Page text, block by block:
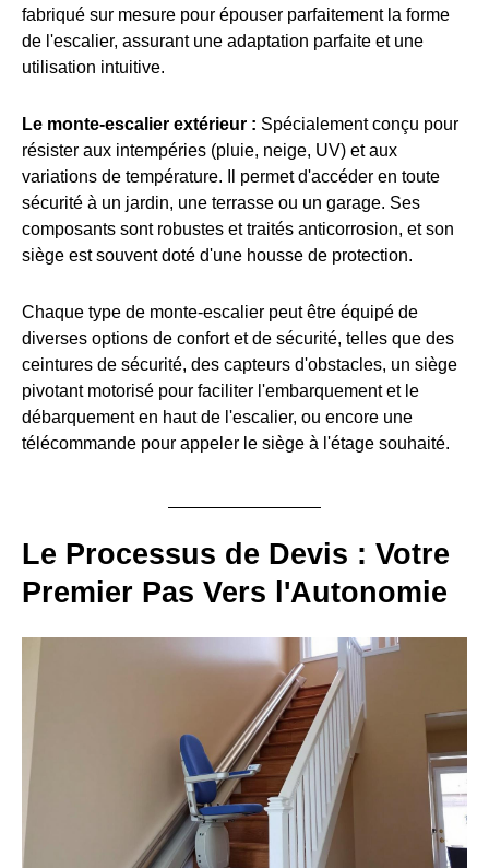
fabriqué sur mesure pour épouser parfaitement la forme
de l'escalier, assurant une adaptation parfaite et une
utilisation intuitive.
Le monte-escalier extérieur : Spécialement conçu pour
résister aux intempéries (pluie, neige, UV) et aux
variations de température. Il permet d'accéder en toute
sécurité à un jardin, une terrasse ou un garage. Ses
composants sont robustes et traités anticorrosion, et son
siège est souvent doté d'une housse de protection.
Chaque type de monte-escalier peut être équipé de
diverses options de confort et de sécurité, telles que des
ceintures de sécurité, des capteurs d'obstacles, un siège
pivotant motorisé pour faciliter l'embarquement et le
débarquement en haut de l'escalier, ou encore une
télécommande pour appeler le siège à l'étage souhaité.
Le Processus de Devis : Votre
Premier Pas Vers l'Autonomie